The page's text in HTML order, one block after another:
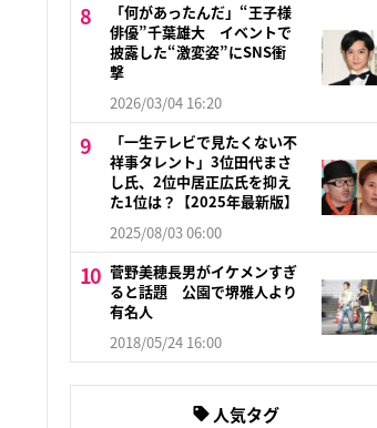
「何があったんだ」“王子様
俳優”千葉雄大 イベントで
披露した“激変姿”にSNS衝
撃
2026/03/04 16:20
「一生テレビで見たくない不
祥事タレント」3位田代まさ
し氏、2位中居正広氏を抑え
た1位は？【2025年最新版】
2025/08/03 06:00
菅野美穂長男がイケメンすぎ
ると話題 公園で堺雅人より
有名人
2018/05/24 16:00
人気タグ